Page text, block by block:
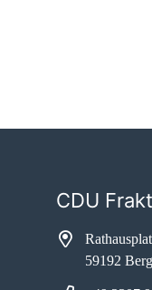
CDU
59192